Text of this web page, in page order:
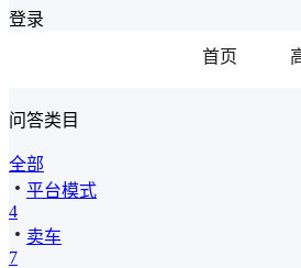
登录
首页
问答类目
全部
平台模式
4
卖车
7